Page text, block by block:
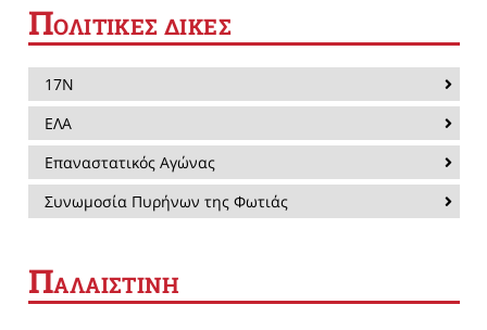
ΠΟΛΙΤΙΚΕΣ ΔΙΚΕΣ
17Ν
ΕΛΑ
Επαναστατικός Αγώνας
Συνωμοσία Πυρήνων της Φωτιάς
ΠΑΛΑΙΣΤΙΝΗ